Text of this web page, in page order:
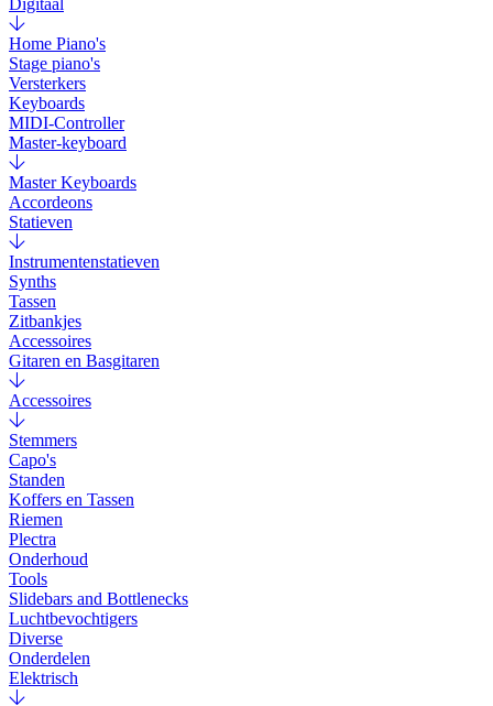
Digitaal
Home Piano's
Stage piano's
Versterkers
Keyboards
MIDI-Controller
Master-keyboard
Master Keyboards
Accordeons
Statieven
Instrumentenstatieven
Synths
Tassen
Zitbankjes
Accessoires
Gitaren en Basgitaren
Accessoires
Stemmers
Capo's
Standen
Koffers en Tassen
Riemen
Plectra
Onderhoud
Tools
Slidebars and Bottlenecks
Luchtbevochtigers
Diverse
Onderdelen
Elektrisch